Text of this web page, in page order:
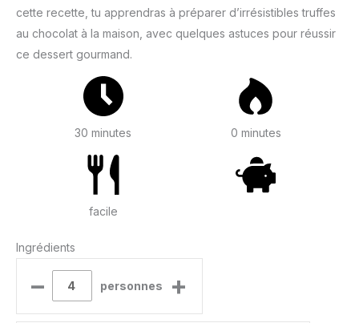
cette recette, tu apprendras à préparer d’irrésistibles truffes
au chocolat à la maison, avec quelques astuces pour réussir
ce dessert gourmand.
30 minutes 0 minutes
facile
Ingrédients
– personnes +